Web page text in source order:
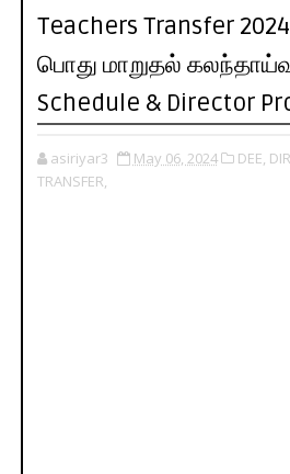
Teachers Transfer
பொது மாறுதல் கலந்தாய்வு
Schedule & Director
asiriyar3 May 06, 2024 DEE,
TRANSFER,